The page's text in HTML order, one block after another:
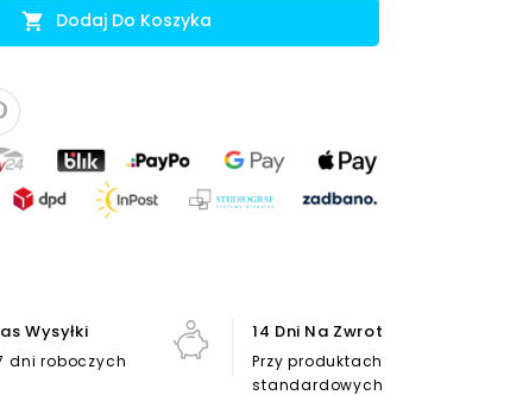
 Dodaj Do Koszyka
Wysyłki
dni roboczych
14 Dni Na Zwrot
Przy produktach
standardowych